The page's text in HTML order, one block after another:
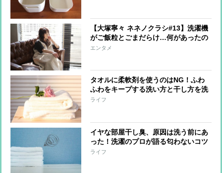
【大塚寧々 ネネノクラシ#13】洗濯機
がご飯粒とごまだらけ…何があったの
か？
エンタメ
タオルに柔軟剤を使うのはNG！ふわ
ふわをキープする洗い方と干し方を洗
濯のプロが伝授
ライフ
イヤな部屋干し臭、原因は洗う前にあ
った！洗濯のプロが語る匂わないコツ
ライフ